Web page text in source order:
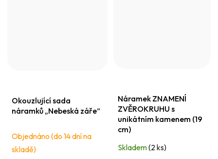
Okouzlující sada
náramků „Nebeská záře“
Objednáno (do 14 dní na
skladě)
Náramek ZNAMENÍ
ZVĚROKRUHU s
unikátním kamenem (19
cm)
Skladem(2 ks)